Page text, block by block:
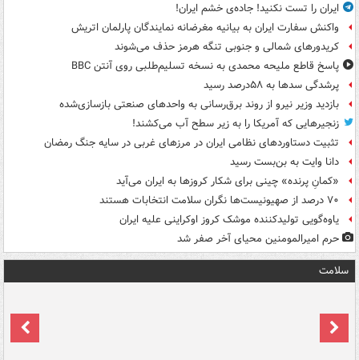
ایران را تست نکنید! جاده‌ی خشم ایران!
واکنش سفارت ایران به بیانیه مغرضانه نمایندگان پارلمان اتریش
کریدورهای شمالی و جنوبی تنگه هرمز حذف می‌شوند
پاسخ قاطع ملیحه محمدی به نسخه تسلیم‌طلبی روی آنتن BBC
پرشدگی سدها به ۵۸درصد رسید
بازدید وزیر نیرو از روند برق‌رسانی به واحدهای صنعتی بازسازی‌شده
زنجیرهایی که آمریکا را به زیر سطح آب می‌کشند!
تثبیت دستاوردهای نظامی ایران در مرزهای غربی در سایه جنگ رمضان
دانا وایت به بن‌بست رسید
«کمانِ پرنده» چینی برای شکار کروزها به ایران می‌آید
۷۰ درصد از صهیونیست‌ها نگران سلامت انتخابات هستند
یاوه‌گویی تولیدکننده موشک کروز اوکراینی علیه ایران
حرم امیرالمومنین محیای آخر صفر شد
سلامت